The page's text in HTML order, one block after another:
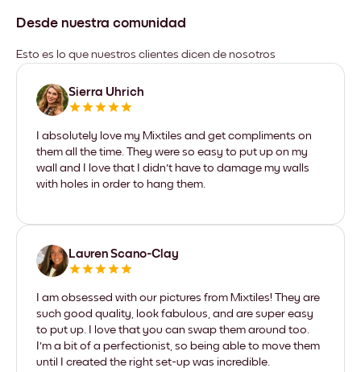
Desde nuestra comunidad
Esto es lo que nuestros clientes dicen de nosotros
Sierra Uhrich
I absolutely love my Mixtiles and get compliments on
them all the time. They were so easy to put up on my
wall and I love that I didn't have to damage my walls
with holes in order to hang them.
Lauren Scano-Clay
I am obsessed with our pictures from Mixtiles! They are
such good quality, look fabulous, and are super easy
to put up. I love that you can swap them around too.
I'm a bit of a perfectionist, so being able to move them
until I created the right set-up was incredible.